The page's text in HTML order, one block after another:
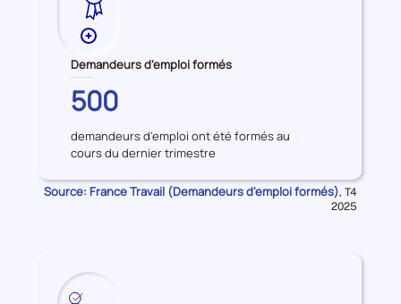
Plus
de
données
sur
les
Demandeurs
d'emploi
formés
Demandeurs d'emploi formés
HAUTE-
CORSE
500
demandeurs d'emploi ont été formés au
cours du dernier trimestre
Source: France Travail (Demandeurs d'emploi formés), Données
pour
T4
2025